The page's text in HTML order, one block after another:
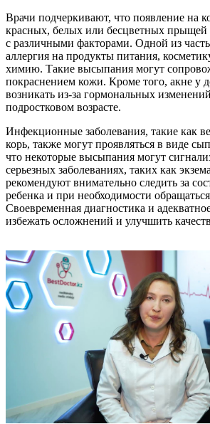
Врачи подчеркивают, что появление на
красных, белых или бесцветных прыщей
с различными факторами. Одной из
аллергия на продукты питания,
химию. Такие высыпания могут
покраснением кожи. Кроме того, акне у
возникать из-за гормональных
подростковом возрасте.
Инфекционные заболевания, такие как
корь, также могут проявляться в виде
что некоторые высыпания могут
серьезных заболеваниях, таких как
рекомендуют внимательно следить за
ребенка и при необходимости
Своевременная диагностика и
избежать осложнений и улучшить